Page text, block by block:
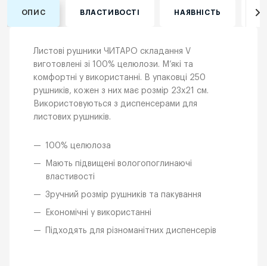
ОПИС ВЛАСТИВОСТІ НАЯВНІСТЬ
Листові рушники ЧИТАРО складання V
виготовлені зі 100% целюлози. М’які та
комфортні у використанні. В упаковці 250
рушників, кожен з них має розмір 23х21 см.
Використовуються з диспенсерами для
листових рушників.
100% целюлоза
Мають підвищені вологопоглинаючі
властивості
Зручний розмір рушників та пакування
Економічні у використанні
Підходять для різноманітних диспенсерів